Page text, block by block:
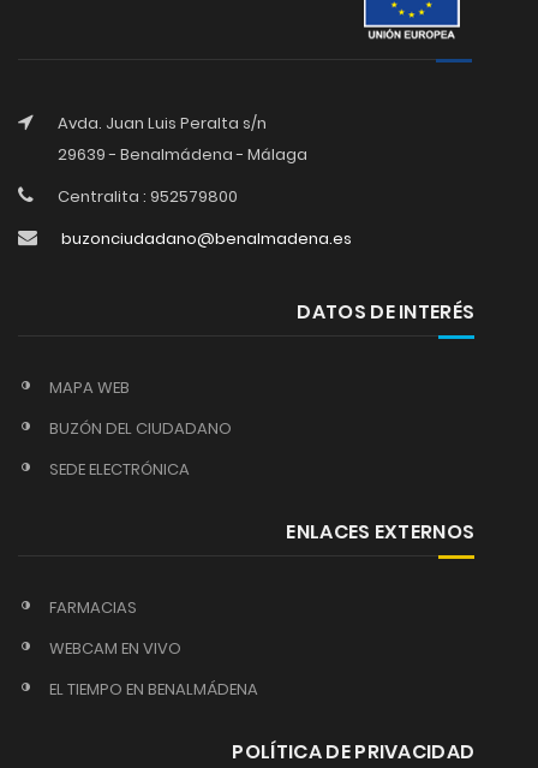
Avda. Juan Luis Peralta s/n
29639 - Benalmádena - Málaga
Centralita : 952579800
buzonciudadano@benalmadena.es
DATOS DE INTERÉS
MAPA WEB
BUZÓN DEL CIUDADANO
SEDE ELECTRÓNICA
ENLACES EXTERNOS
FARMACIAS
WEBCAM EN VIVO
EL TIEMPO EN BENALMÁDENA
POLÍTICA DE PRIVACIDAD